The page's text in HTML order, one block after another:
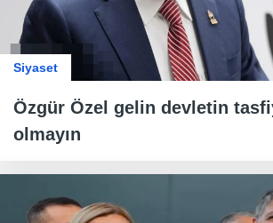
Siyaset
Özgür Özel gelin devletin
olmayın